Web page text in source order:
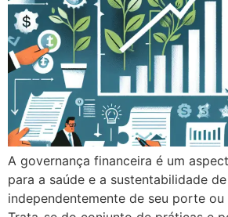
A governança financeira é um
para a saúde e a sustentabilidade
independentemente de seu porte